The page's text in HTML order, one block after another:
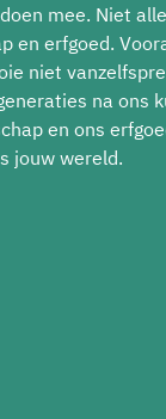
mee. Niet
en erfgoed.
niet
na ons
en ons
jouw wereld.